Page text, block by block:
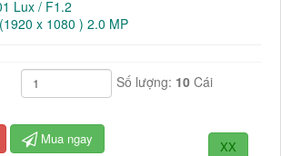
Lux / F1.2
x 1080 ) 2.0 MP
Số lượng: 10 Cái
Mua ngay XX